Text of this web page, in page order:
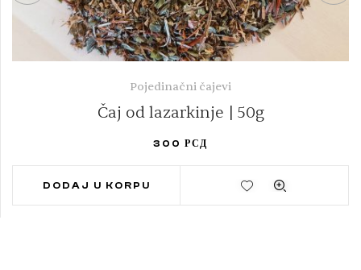
Pojedinačni čajevi
Čaj od lazarkinje | 50g
300 РСД
DODAJ U KORPU